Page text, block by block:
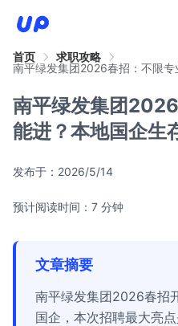
首页
求职攻略
南平绿发集团2026春招：不限
南平绿发集团
能进？本地国企生
发布于： 2026/5/14
预计阅读时间：7 分钟
文章摘要
南平绿发集团2026春招
国企，本次招聘最大亮